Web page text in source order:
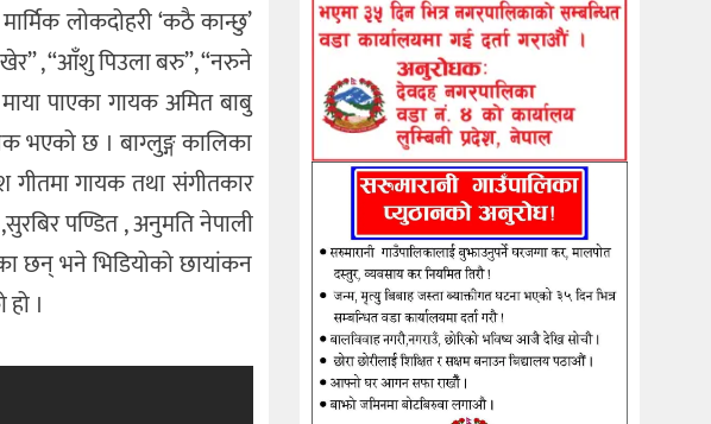
लोकदोहरी ‘कठै कान्छु’
खेर” , “आँशु पिउला बरु”, “नरुने
पाएका गायक अमित बाबु
भएको छ । बाग्लुङ्ग कालिका
गीतमा गायक तथा संगीतकार
पण्डित , अनुमति नेपाली
छन् भने भिडियोको छायांकन
।